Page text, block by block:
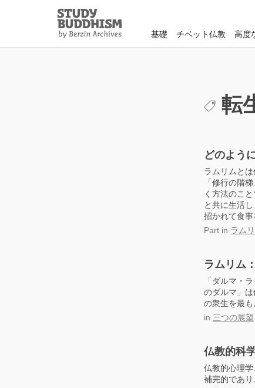
Study
Buddhism
Home
基礎 チベット仏教 高度
転
どのよう
ラムリムと
「修行の階
く方法のこ
と共に生活
招かれて食事
Part in ラム
ラムリム
「ダルマ・
のダルマ」
の衆生を最も
in 三つの展望
仏教的科
仏教的心理
補完的であり